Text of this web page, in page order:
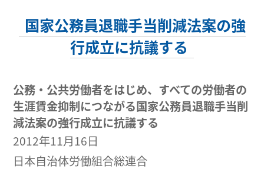
国家公務員退職手当削減法案の強
行成立に抗議する
公務・公共労働者をはじめ、すべての労働者の
生涯賃金抑制につながる国家公務員退職手当削
減法案の強行成立に抗議する
2012年11月16日
日本自治体労働組合総連合